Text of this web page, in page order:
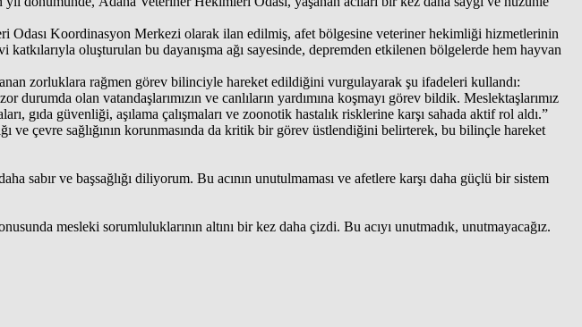
Odası Koordinasyon Merkezi olarak ilan edilmiş, afet bölgesine veteriner hekimliği hizmetlerinin
katkılarıyla oluşturulan bu dayanışma ağı sayesinde, depremden etkilenen bölgelerde hem hayvan
zorluklara rağmen görev bilinciyle hareket edildiğini vurgulayarak şu ifadeleri kullandı:
olan vatandaşlarımızın ve canlıların yardımına koşmayı görev bildik. Meslektaşlarımız
gıda güvenliği, aşılama çalışmaları ve zoonotik hastalık risklerine karşı sahada aktif rol aldı.”
ve çevre sağlığının korunmasında da kritik bir görev üstlendiğini belirterek, bu bilinçle hareket
sabır ve başsağlığı diliyorum. Bu acının unutulmaması ve afetlere karşı daha güçlü bir sistem
mesleki sorumluluklarının altını bir kez daha çizdi. Bu acıyı unutmadık, unutmayacağız.